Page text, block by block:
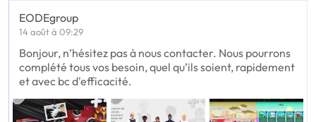
EODEgroup
14 août à 09:29
Bonjour, n’hésitez pas à nous contacter. Nous pourrons
complété tous vos besoin, quel qu’ils soient, rapidement
et avec bc d'efficacité.